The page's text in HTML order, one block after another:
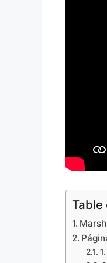
Table